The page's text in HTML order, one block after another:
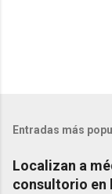
Entradas más
Localizan a
consultorio en